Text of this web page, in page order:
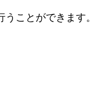
ことができます。